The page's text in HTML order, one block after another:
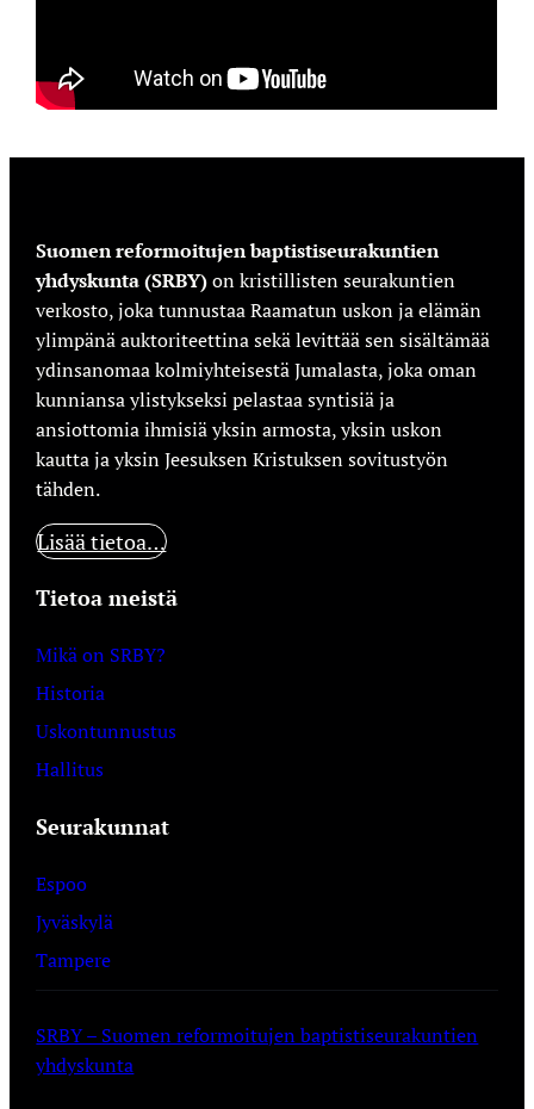
Suomen reformoitujen baptistiseurakuntien
yhdyskunta (SRBY)on kristillisten seurakuntien
verkosto, joka tunnustaa Raamatun uskon ja elämän
ylimpänä auktoriteettina sekä levittää sen sisältämää
ydinsanomaa kolmiyhteisestä Jumalasta, joka oman
kunniansa ylistykseksi pelastaa syntisiä ja
ansiottomia ihmisiä yksin armosta, yksin uskon
kautta ja yksin Jeesuksen Kristuksen sovitustyön
tähden.
Lisää tietoa…
Tietoa meistä
Mikä on SRBY?
Historia
Uskontunnustus
Hallitus
Seurakunnat
Espoo
Jyväskylä
Tampere
SRBY – Suomen reformoitujen baptistiseurakuntien
yhdyskunta